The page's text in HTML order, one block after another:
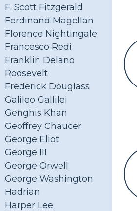
F. Scott Fitzgerald
Ferdinand Magellan
Florence Nightingale
Francesco Redi
Franklin Delano
Roosevelt
Frederick Douglass
Galileo Gallilei
Genghis Khan
Geoffrey Chaucer
George Eliot
George III
George Orwell
George Washington
Hadrian
Harper Lee